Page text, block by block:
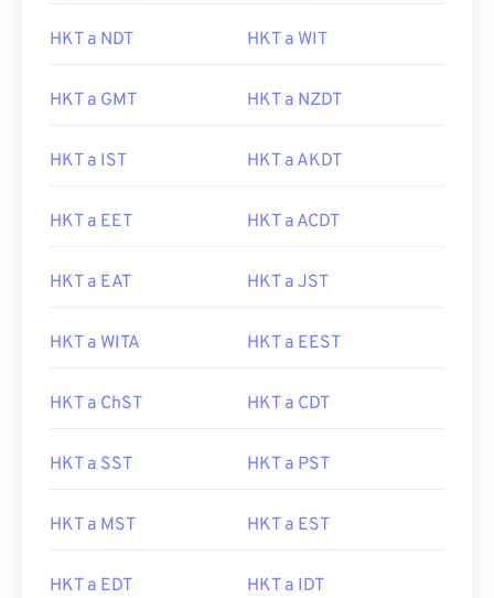
HKT a NDT HKT a WIT
HKT a GMT HKT a NZDT
HKT a IST HKT a AKDT
HKT a EET HKT a ACDT
HKT a EAT HKT a JST
HKT a WITA HKT a EEST
HKT a ChST HKT a CDT
HKT a SST HKT a PST
HKT a MST HKT a EST
HKT a EDT HKT a IDT